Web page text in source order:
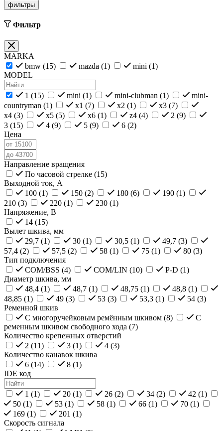
фильтры
Фильтр
MARKA
bmw (15) mazda (1) mini (1)
MODEL
1 (15) mini (1) mini-clubman (1)
mini-
countryman (1) x1 (7) x2 (1) x3 (7)
x4 (3) x5 (5) x6 (1) z4 (4) 2 (9)
3 (15) 4 (9) 5 (9) 6 (2)
Цена
Направление вращения
По часовой стрелке (15)
Выходной ток, А
100 (1) 150 (2) 180 (6) 190 (1)
210 (3) 220 (1) 230 (1)
Напряжение, В
14 (15)
Вылет шкива, мм
29,7 (1) 30 (1) 30,5 (1) 49,7 (3)
57,4 (2) 57,5 (2) 58 (1) 75 (1) 80 (3)
Тип подключения
COM/BSS (4) COM/LIN (10) P-D (1)
Диаметр шкива, мм
48,4 (1) 48,7 (1) 48,75 (1) 48,8 (1)
48,85 (1) 49 (3) 53 (3) 53,3 (1) 54 (3)
Ременной шкив
С многоручейковым ремённым шкивом (8)
С
ременным шкивом свободного хода (7)
Количество крепежных отверстий
2 (11) 3 (1) 4 (3)
Количество канавок шкива
6 (14) 8 (1)
IDE код
1 (1) 20 (1) 26 (2) 34 (2) 42 (1)
50 (1) 53 (1) 58 (1) 66 (1) 70 (1)
169 (1) 201 (1)
Скорость сигнала